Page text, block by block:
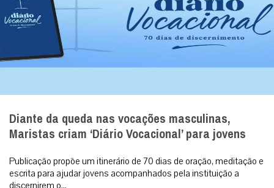
Diante da queda nas vocações masculinas,
Maristas criam ‘Diário Vocacional’ para jovens
Publicação propõe um itinerário de 70 dias de oração, meditação e
escrita para ajudar jovens acompanhados pela instituição a
discernirem o...